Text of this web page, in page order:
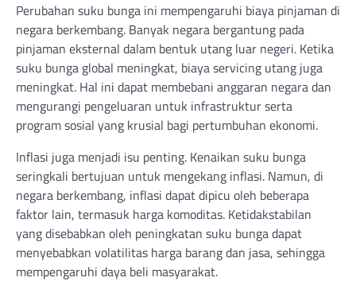
Perubahan suku bunga ini mempengaruhi biaya pinjaman di
negara berkembang. Banyak negara bergantung pada
pinjaman eksternal dalam bentuk utang luar negeri. Ketika
suku bunga global meningkat, biaya servicing utang juga
meningkat. Hal ini dapat membebani anggaran negara dan
mengurangi pengeluaran untuk infrastruktur serta
program sosial yang krusial bagi pertumbuhan ekonomi.
Inflasi juga menjadi isu penting. Kenaikan suku bunga
seringkali bertujuan untuk mengekang inflasi. Namun, di
negara berkembang, inflasi dapat dipicu oleh beberapa
faktor lain, termasuk harga komoditas. Ketidakstabilan
yang disebabkan oleh peningkatan suku bunga dapat
menyebabkan volatilitas harga barang dan jasa, sehingga
mempengaruhi daya beli masyarakat.